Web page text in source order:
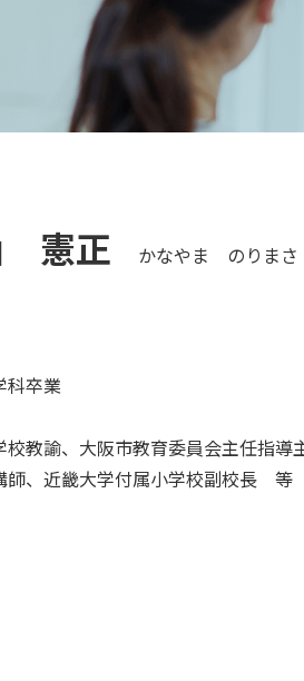
憲正 かなやま のりまさ
科卒業
教諭、大阪市教育委員会主任指導
師、近畿大学付属小学校副校長 等